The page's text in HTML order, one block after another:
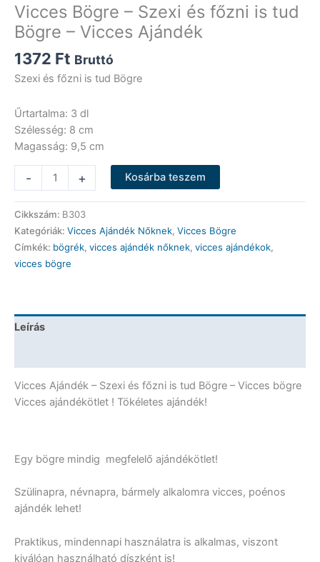
Vicces Bögre – Szexi és főzni is tud
Bögre – Vicces Ajándék
1372 Ft Bruttó
Szexi és főzni is tud Bögre
Űrtartalma: 3 dl
Szélesség: 8 cm
Magasság: 9,5 cm
-
Bögre
-
Szexi
és
főzni
is
-
mennyiség
+ Kosárba teszem
Cikkszám: B303
Kategóriák: Vicces Ajándék Nőknek, Vicces Bögre
Címkék: bögrék, vicces ajándék nőknek, vicces ajándékok,
vicces bögre
Leírás
Vicces Ajándék – Szexi és főzni is tud Bögre – Vicces bögre
Vicces ajándékötlet ! Tökéletes ajándék!
Egy bögre mindig megfelelő ajándékötlet!
Szülinapra, névnapra, bármely alkalomra vicces, poénos
ajándék lehet!
Praktikus, mindennapi használatra is alkalmas, viszont
kiválóan használható díszként is!